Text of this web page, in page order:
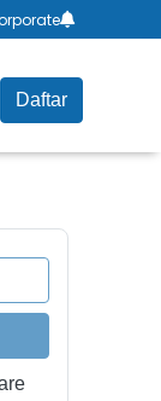
Daftar